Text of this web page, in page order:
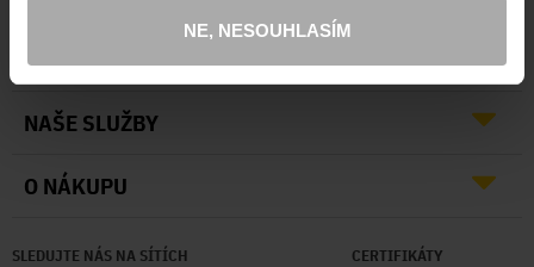
NE, NESOUHLASÍM
SLEDUJTE NÁS NA SÍTÍCH CERTIFIKÁTY
O NÁS
NAŠE SLUŽBY
O NÁKUPU